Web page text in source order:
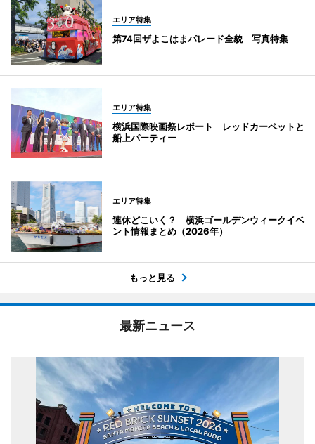
エリア特集
第74回ザよこはまパレード全貌 写真特集
エリア特集
横浜国際映画祭レポート レッドカーペットと
船上パーティー
エリア特集
連休どこいく？ 横浜ゴールデンウィークイベ
ント情報まとめ（2026年）
もっと見る
最新ニュース